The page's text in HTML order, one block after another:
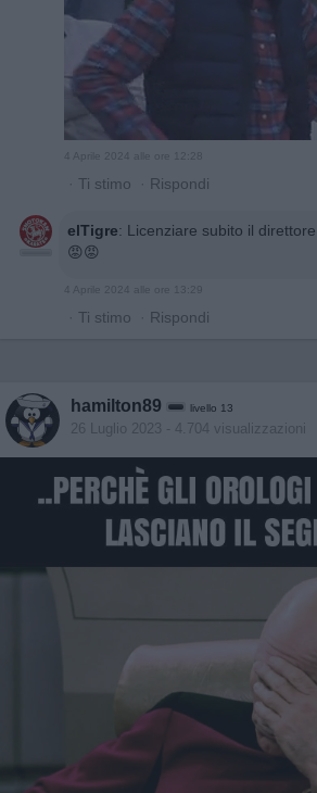
4 Aprile 2024 alle ore 12:28
· Ti stimo · Rispondi
elTigre: Licenziare subito il
😡😡
4 Aprile 2024 alle ore 13:29
· Ti stimo · Rispondi
hamilton89 livello 13
26 Luglio 2023 - 4.704 visualizzazioni